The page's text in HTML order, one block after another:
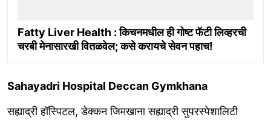
Fatty Liver Health : किचनमधील ही गोष्ट फॅटी लिव्हरची
चरबी मेनासारखी वितळवेल; कसे करायचे सेवन पहाच!
Sahayadri Hospital Deccan Gymkhana
सह्याद्री हॉस्पिटल, डेक्कन जिमखाना सह्याद्री सुपरस्पेशालिटी